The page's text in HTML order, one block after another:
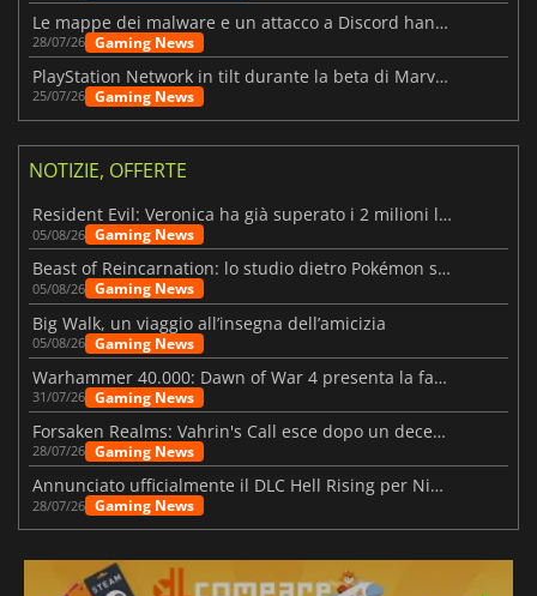
Le mappe dei malware e un attacco a Discord hanno colpito Meccha Chameleon
28/07/26 Gaming News
PlayStation Network in tilt durante la beta di Marvel Tōkon
25/07/26 Gaming News
NOTIZIE, OFFERTE
Resident Evil: Veronica ha già superato i 2 milioni liste dei desideri
05/08/26 Gaming News
Beast of Reincarnation: lo studio dietro Pokémon su una nuova strada
05/08/26 Gaming News
Big Walk, un viaggio all’insegna dell’amicizia
05/08/26 Gaming News
Warhammer 40.000: Dawn of War 4 presenta la fazione dei Necron
31/07/26 Gaming News
Forsaken Realms: Vahrin's Call esce dopo un decennio di sviluppo
28/07/26 Gaming News
Annunciato ufficialmente il DLC Hell Rising per Nioh 3
28/07/26 Gaming News